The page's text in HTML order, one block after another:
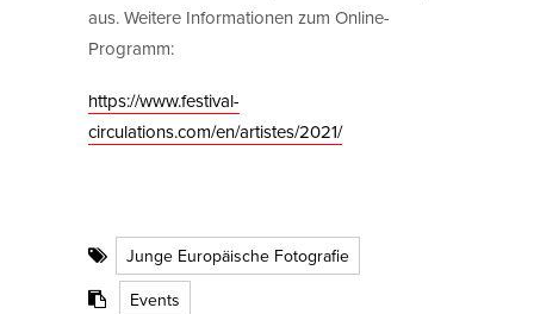
aus. Weitere Informationen zum Online-
Programm:
https://www.festival-
circulations.com/en/artistes/2021/
Junge Europäische Fotografie
Events